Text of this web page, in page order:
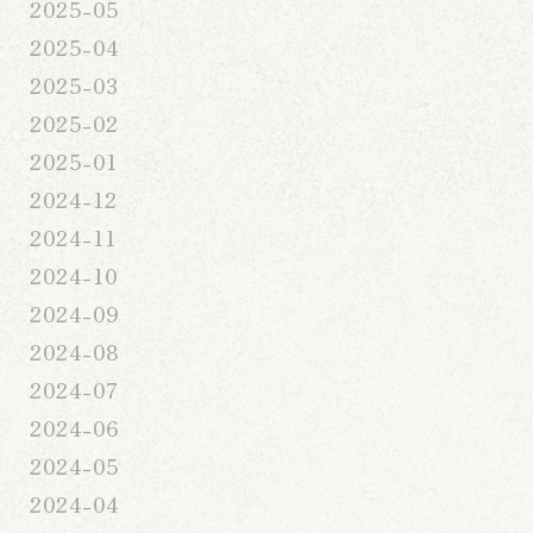
2025-05
2025-04
2025-03
2025-02
2025-01
2024-12
2024-11
2024-10
2024-09
2024-08
2024-07
2024-06
2024-05
2024-04